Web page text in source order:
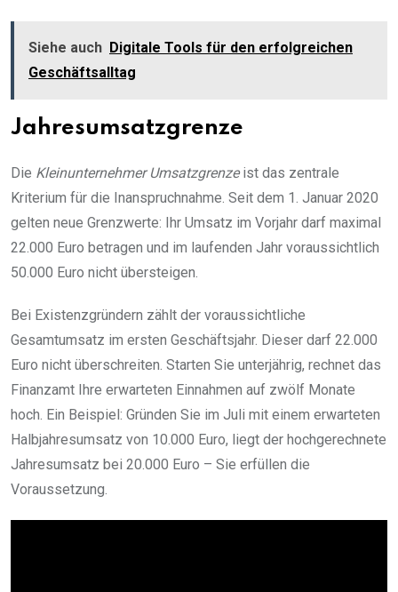
Siehe auch Digitale Tools für den erfolgreichen
Geschäftsalltag
Jahresumsatzgrenze
Die Kleinunternehmer Umsatzgrenzeist das zentrale
Kriterium für die Inanspruchnahme. Seit dem 1. Januar 2020
gelten neue Grenzwerte: Ihr Umsatz im Vorjahr darf maximal
22.000 Euro betragen und im laufenden Jahr voraussichtlich
50.000 Euro nicht übersteigen.
Bei Existenzgründern zählt der voraussichtliche
Gesamtumsatz im ersten Geschäftsjahr. Dieser darf 22.000
Euro nicht überschreiten. Starten Sie unterjährig, rechnet das
Finanzamt Ihre erwarteten Einnahmen auf zwölf Monate
hoch. Ein Beispiel: Gründen Sie im Juli mit einem erwarteten
Halbjahresumsatz von 10.000 Euro, liegt der hochgerechnete
Jahresumsatz bei 20.000 Euro – Sie erfüllen die
Voraussetzung.